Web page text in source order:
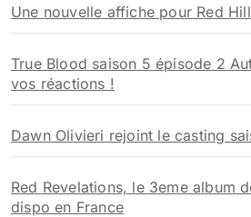
e
r
:
Une nouvelle affiche pour Red
True Blood saison 5 épisode 2
vos réactions !
Dawn Olivieri rejoint le casting
Red Revelations, le 3eme album
dispo en France